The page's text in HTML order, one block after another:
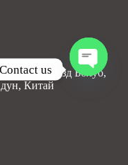
уезд Болуо,
Китай
Contact us